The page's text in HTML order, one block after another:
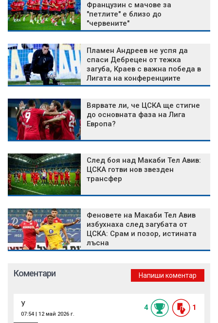
Французин с мачове за
"петлите" е близо до
"червените"
Пламен Андреев не успя да
спаси Дебрецен от тежка
загуба, Краев с важна победа в
Лигата на конференциите
Вярвате ли, че ЦСКА ще стигне
до основната фаза на Лига
Европа?
След боя над Макаби Тел Авив:
ЦСКА готви нов звезден
трансфер
Феновете на Макаби Тел Авив
избухнаха след загубата от
ЦСКА: Срам и позор, истината
лъсна
Коментари Напиши коментар
У
07:54 | 12 май 2026 г.
4 1